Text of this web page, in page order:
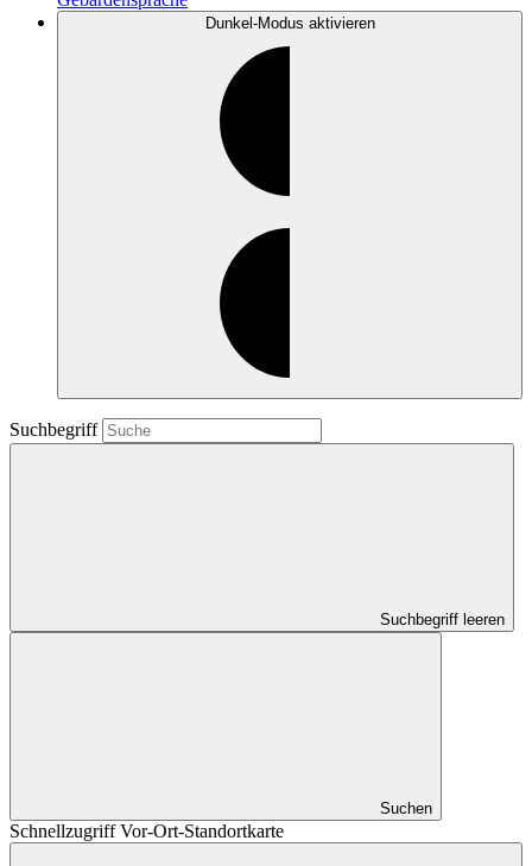
Dunkel-Modus aktivieren
Suchbegriff
Suchbegriff leeren
Suchen
Schnellzugriff Vor-Ort-Standortkarte